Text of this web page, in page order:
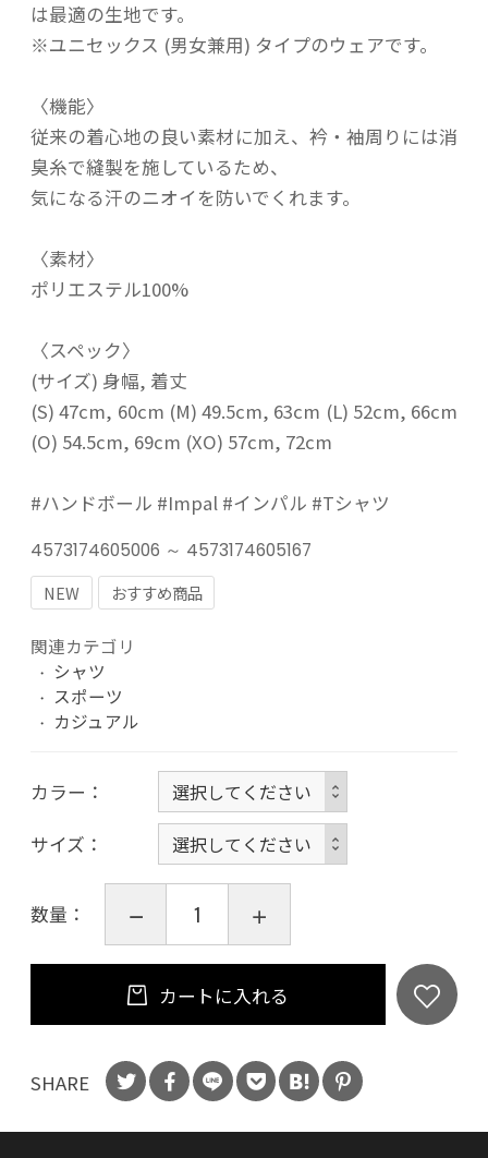
は最適の生地です。
※ユニセックス (男女兼用) タイプのウェアです。
〈機能〉
従来の着心地の良い素材に加え、衿・袖周りには消
臭糸で縫製を施しているため、
気になる汗のニオイを防いでくれます。
〈素材〉
ポリエステル100%
〈スペック〉
(サイズ) 身幅, 着丈
(S) 47cm, 60cm (M) 49.5cm, 63cm (L) 52cm, 66cm
(O) 54.5cm, 69cm (XO) 57cm, 72cm
#ハンドボール #Impal #インパル #Tシャツ
4573174605006 ～ 4573174605167
NEW
おすすめ商品
関連カテゴリ
シャツ
スポーツ
カジュアル
カラー
サイズ
数量：
カートに入れる
SHARE